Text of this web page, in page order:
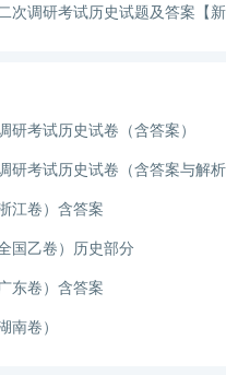
次调研考试历史试题及答案【
研考试历史试卷（含答案）
考试历史试卷（含答案与解析
江卷）含答案
国乙卷）历史部分
东卷）含答案
南卷）